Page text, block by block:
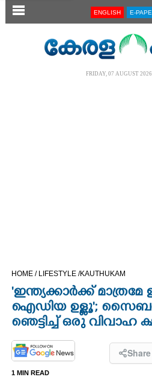
SECTIONS
OPINION
PHOTOS
ENGLISH E-
FRIDAY, 07 AUGUST
HOME / LIFESTYLE /KAUTHUKAM
'ഇന്ത്യക്കാർക്ക്
ഐഡിയ ഉള്ളൂ';
ഞെട്ടിച്ച് ഒരു വിവാഹ
Share
1 MIN READ